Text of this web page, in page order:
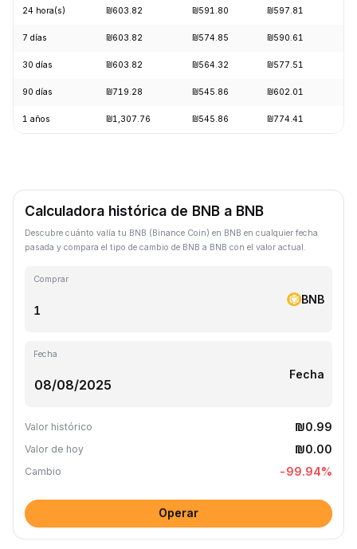
24 hora(s) ₪603.82 ₪591.80 ₪597.81
7 días ₪603.82 ₪574.85 ₪590.61
30 días ₪603.82 ₪564.32 ₪577.51
90 días ₪719.28 ₪545.86 ₪602.01
1 años ₪1,307.76 ₪545.86 ₪774.41
Calculadora histórica de BNB a BNB
Descubre cuánto valía tu BNB (Binance Coin) en BNB en cualquier fecha
pasada y compara el tipo de cambio de BNB a BNB con el valor actual.
Comprar
BNB
Fecha
Fecha
Valor histórico ₪0.99
Valor de hoy ₪0.00
Cambio -99.94%
Operar